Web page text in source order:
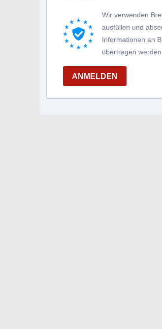
Wir verwenden
ausfüllen und
Informationen an
übertragen werden
ANMELDEN